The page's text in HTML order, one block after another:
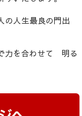
の人生最良の門出
力を合わせて 明る